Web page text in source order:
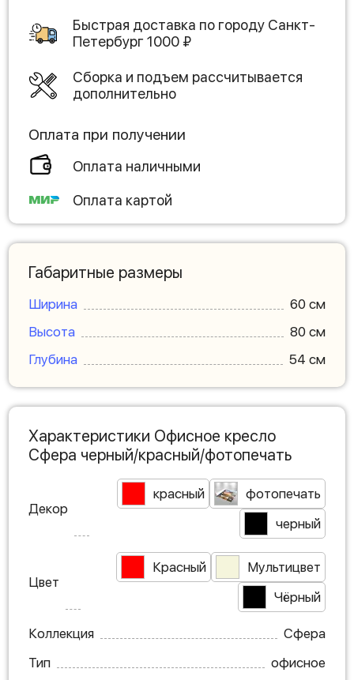
Быстрая доставка по городу Санкт-
Петербург1000 ₽
Сборка и подъем рассчитывается
дополнительно
Оплата при получении
Оплата наличными
Оплата картой
Габаритные размеры
Ширина
60 см
Высота
80 см
Глубина
54 см
Характеристики Офисное кресло
Сфера черный/красный/фотопечать
Декор
красный
фотопечать
черный
Цвет
Красный
Мультицвет
Чёрный
Коллекция
Сфера
Тип
офисное